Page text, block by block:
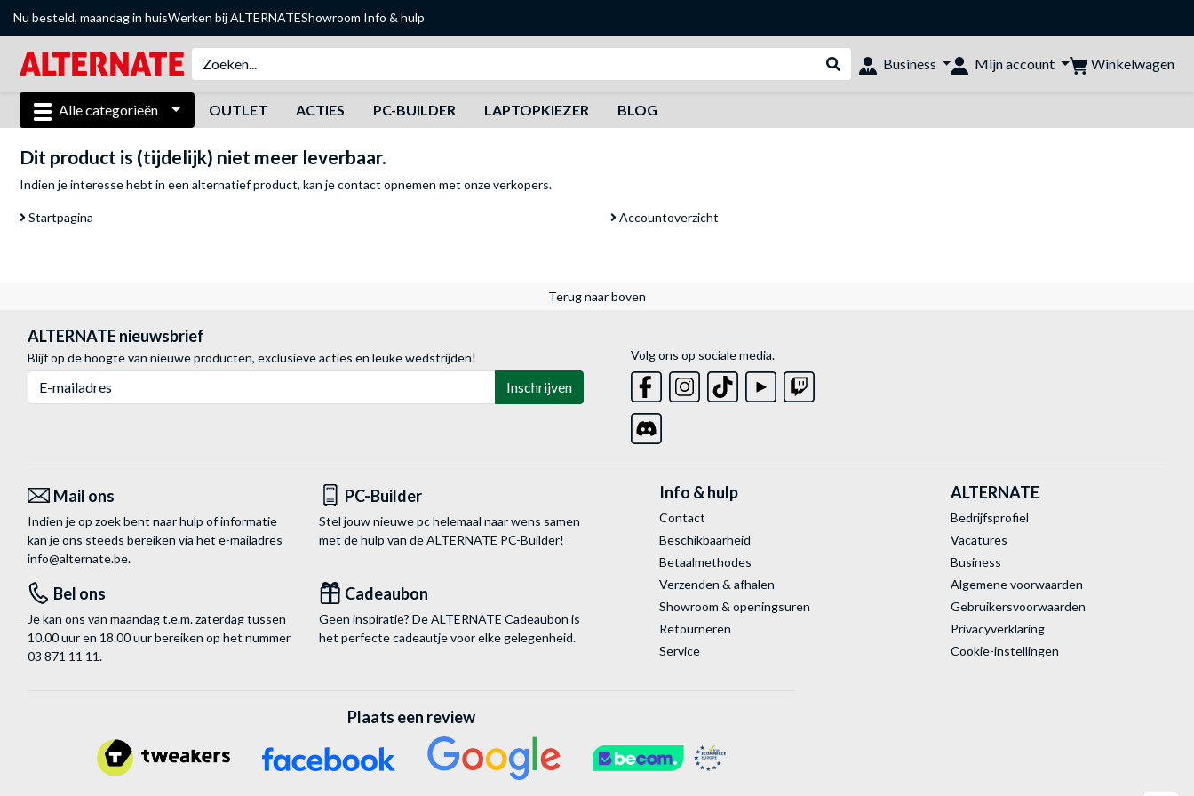
Nu besteld, maandag in huisWerken bij ALTERNATEShowroom Info & hulp
Webshop doorzoeken
Business Mijn account Winkelwagen
Alle categorieën OUTLET ACTIES PC-BUILDER LAPTOPKIEZER BLOG
Dit product is (tijdelijk) niet meer leverbaar.
Indien je interesse hebt in een alternatief product, kan jecontact opnemen met onze verkopers.
Startpagina Accountoverzicht
Terug naar boven
ALTERNATE nieuwsbrief
Blijf op de hoogte van nieuwe producten, exclusieve acties en leuke wedstrijden!
Inschrijven
Volg ons op sociale media.
Mail ons
Indien je op zoek bent naar hulp of informatie
kan je ons steeds bereiken via het e-mailadres
info@alternate.be.
PC-Builder
Stel jouw nieuwe pc helemaal naar wens samen
met de hulp van de ALTERNATE PC-Builder!
Bel ons
Je kan ons van maandag t.e.m. zaterdag tussen
10.00 uur en 18.00 uur bereiken op het nummer
03 871 11 11.
Cadeaubon
Geen inspiratie? De ALTERNATE Cadeaubon is
het perfecte cadeautje voor elke gelegenheid.
Info & hulp
Contact
Beschikbaarheid
Betaalmethodes
Verzenden & afhalen
Showroom & openingsuren
Retourneren
Service
ALTERNATE
Bedrijfsprofiel
Vacatures
Business
Algemene voorwaarden
Gebruikersvoorwaarden
Privacyverklaring
Cookie-instellingen
Plaats een review